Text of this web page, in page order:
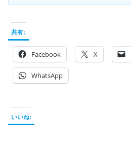
共有:
Facebook X
WhatsApp
いいね: